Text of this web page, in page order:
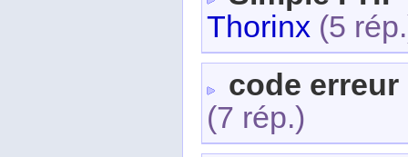
Thorinx (5
code erreur
(7 rép.)